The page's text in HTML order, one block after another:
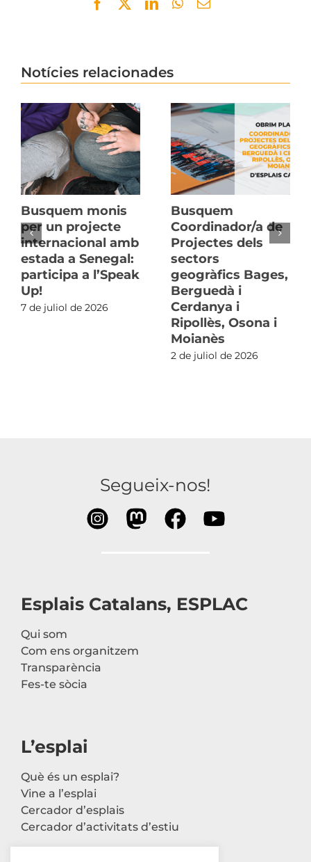
Notícies relacionades
Busquem monis
per un projecte
internacional amb
estada a Senegal:
participa a l’Speak
Up!
7 de juliol de 2026
Busquem
Coordinador/a de
Projectes dels
sectors
geogràfics Bages,
Berguedà i
Cerdanya i
Ripollès, Osona i
Moianès
2 de juliol de 2026
Segueix-nos!
Esplais Catalans, ESPLAC
Qui som
Com ens organitzem
Transparència
Fes-te sòcia
L’esplai
Què és un esplai?
Vine a l’esplai
Cercador d’esplais
Cercador d’activitats d’estiu